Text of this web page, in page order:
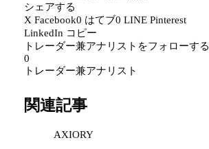
シェアする
X Facebook0 はてブ0 LINE Pinterest
LinkedIn コピー
トレーダー兼アナリストをフォローする
0
トレーダー兼アナリスト
関連記事
AXIORY